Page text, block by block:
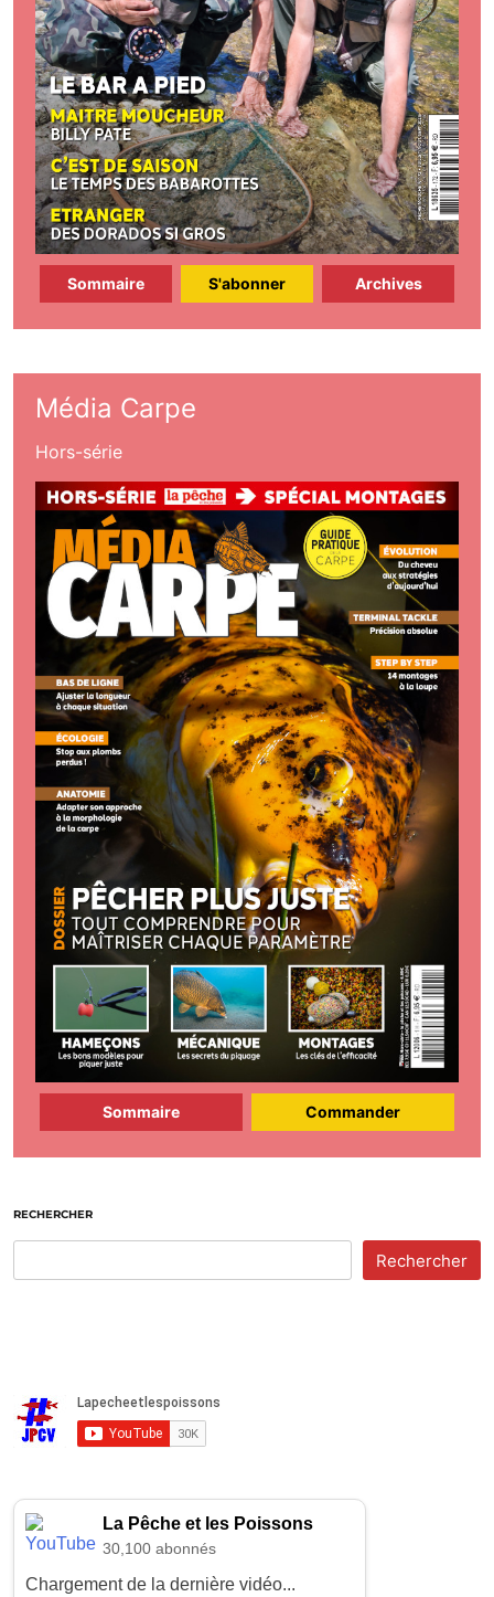
Sommaire S'abonner Archives
Média Carpe
Hors-série
Sommaire Commander
RECHERCHER
Rechercher
La Pêche et les Poissons
30,100 abonnés
Chargement de la dernière vidéo...